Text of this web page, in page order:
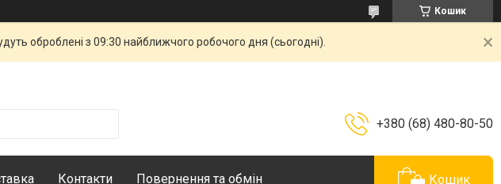
Кошик
оброблені з 09:30 найближчого робочого дня (сьогодні).
+380 (68) 480-80-50
Контакти Повернення та обмін Кошик